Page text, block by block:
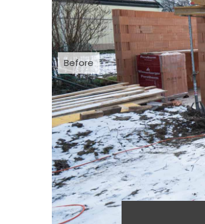
Before